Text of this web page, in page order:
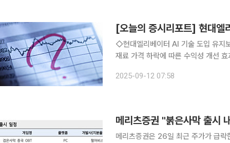
[오늘의 증시리포트] 현대엘
◇현대엘리베이터 AI 기술 도입 유지
재료 가격 하락에 따른 수익성 개선
서치 ◇트루엔 AI 카메라 선도와 아
2025-09-12 07:58
메리츠증권 "붉은사막 출시
메리츠증권은 26일 최근 주가가 급락